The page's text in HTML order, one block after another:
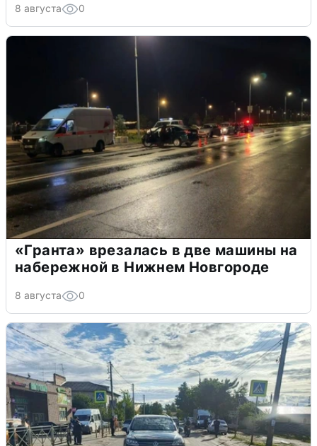
8 августа 0
«Гранта» врезалась в две машины на
набережной в Нижнем Новгороде
8 августа 0